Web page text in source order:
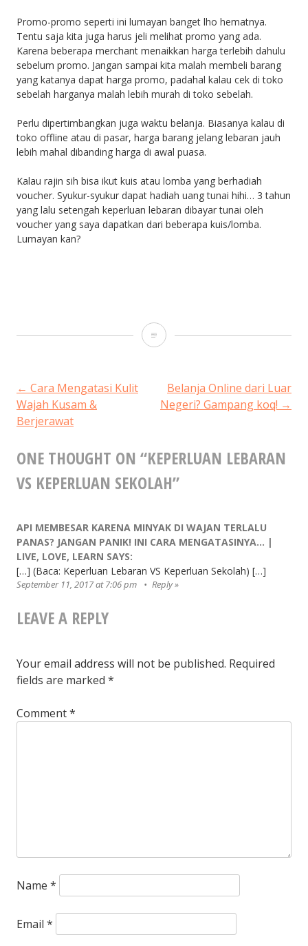
Promo-promo seperti ini lumayan banget lho hematnya.
Tentu saja kita juga harus jeli melihat promo yang ada.
Karena beberapa merchant menaikkan harga terlebih dahulu
sebelum promo. Jangan sampai kita malah membeli barang
yang katanya dapat harga promo, padahal kalau cek di toko
sebelah harganya malah lebih murah di toko sebelah.
Perlu dipertimbangkan juga waktu belanja. Biasanya kalau di
toko offline atau di pasar, harga barang jelang lebaran jauh
lebih mahal dibanding harga di awal puasa.
Kalau rajin sih bisa ikut kuis atau lomba yang berhadiah
voucher. Syukur-syukur dapat hadiah uang tunai hihi… 3 tahun
yang lalu setengah keperluan lebaran dibayar tunai oleh
voucher yang saya dapatkan dari beberapa kuis/lomba.
Lumayan kan?
Keperluan
VS
Keperluan
POST
NAVIGATION
← Cara Mengatasi Kulit
Wajah Kusam &
Berjerawat
Belanja Online dari Luar
Negeri? Gampang koq! →
ONE THOUGHT ON “KEPERLUAN LEBARAN
VS KEPERLUAN SEKOLAH”
API MEMBESAR KARENA MINYAK DI WAJAN TERLALU
PANAS? JANGAN PANIK! INI CARA MENGATASINYA… |
LIVE, LOVE, LEARN SAYS:
[…] (Baca: Keperluan Lebaran VS Keperluan Sekolah) […]
September 11, 2017 at 7:06 pm Reply
LEAVE A REPLY
Your email address will not be published. Required
fields are marked *
Comment*
Name *
Email *